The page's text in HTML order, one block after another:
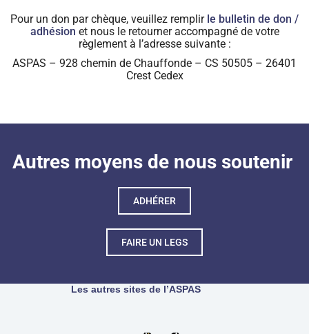
Pour un don par chèque, veuillez remplir le bulletin de don /
adhésion et nous le retourner accompagné de votre
règlement à l’adresse suivante :
ASPAS – 928 chemin de Chauffonde – CS 50505 – 26401
Crest Cedex
Autres moyens de nous soutenir
ADHÉRER
FAIRE UN LEGS
Les autres sites de l’ASPAS